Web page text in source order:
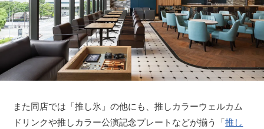
また同店では「推し氷」の他にも、推しカラーウェルカム
ドリンクや推しカラー公演記念プレートなどが揃う「推し